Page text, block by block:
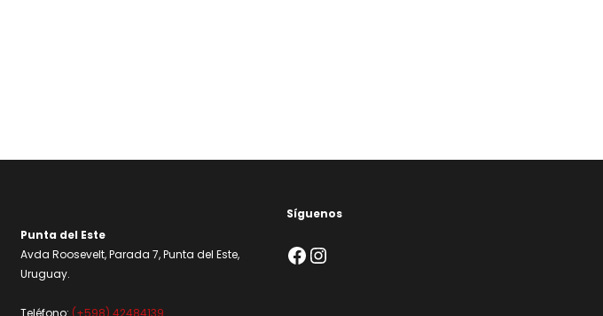
Punta del Este
Avda Roosevelt, Parada 7, Punta del Este,
Uruguay.
Síguenos
Facebook
Instagram